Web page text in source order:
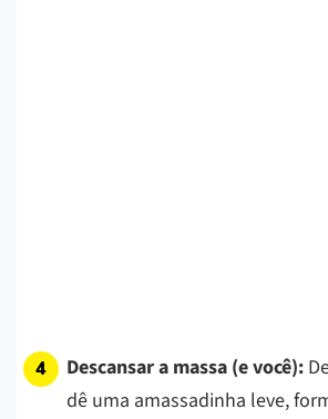
Descansar a massa (e você):
dê uma amassadinha leve,